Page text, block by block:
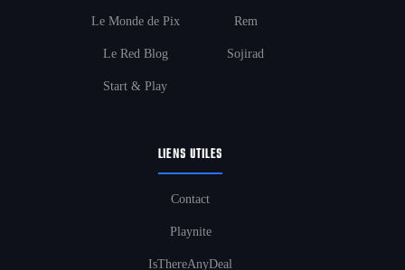
Le Monde de Pix
Le Red Blog
Start & Play
Rem
Sojirad
LIENS UTILES
Contact
Playnite
IsThereAnyDeal